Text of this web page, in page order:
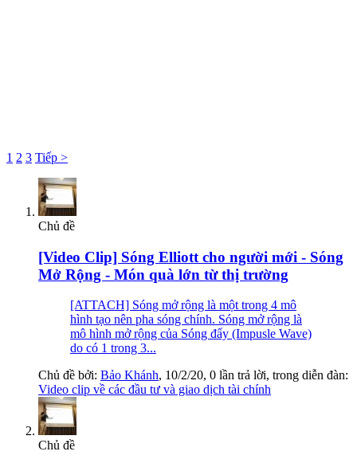
1 2 3 Tiếp >
Chủ đề
[Video Clip] Sóng Elliott cho người mới - Sóng
Mở Rộng - Món quà lớn từ thị trường
[ATTACH] Sóng mở rộng là một trong 4 mô
hình tạo nên pha sóng chính. Sóng mở rộng là
mô hình mở rộng của Sóng đẩy (Impusle Wave)
do có 1 trong 3...
Chủ đề bởi: Bảo Khánh, 10/2/20, 0 lần trả lời, trong diễn đàn:
Video clip về các đầu tư và giao dịch tài chính
Chủ đề